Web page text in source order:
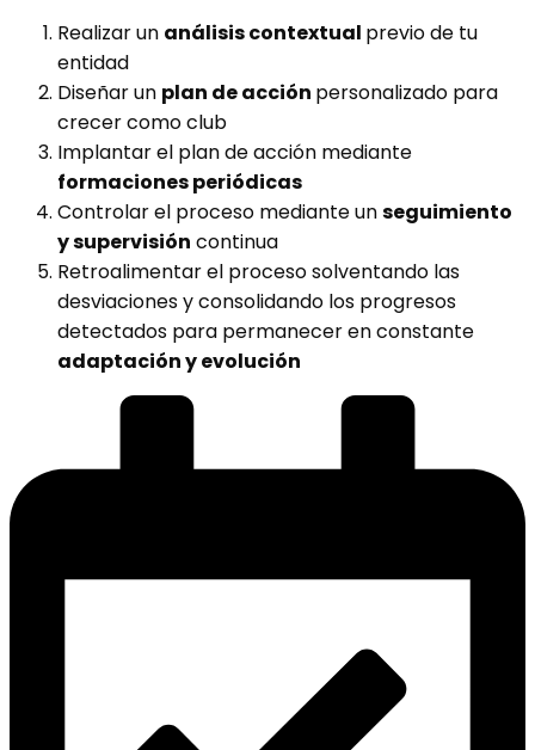
Realizar un análisis contextual previo de tu
entidad
Diseñar un plan de acción personalizado para
crecer como club
Implantar el plan de acción mediante
formaciones periódicas
Controlar el proceso mediante unseguimiento
y supervisión continua
Retroalimentar el proceso solventando las
desviaciones y consolidando los progresos
detectados para permanecer en constante
adaptación y evolución